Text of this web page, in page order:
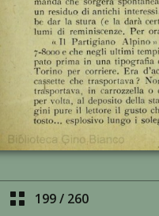
199/ 260